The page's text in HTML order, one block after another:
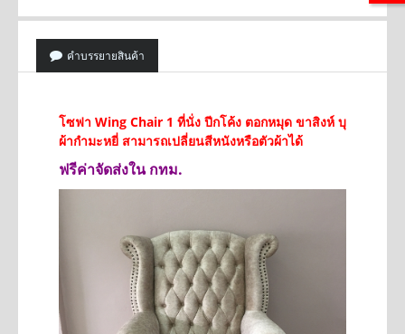
คำบรรยายสินค้า
โซฟา Wing Chair 1 ที่นั่ง ปีกโค้ง ตอกหมุด ขาสิงห์ บุ
ผ้ากำมะหยี่ สามารถเปลี่ยนสีหนังหรือตัวผ้าได้
ฟรีค่าจัดส่งใน กทม.